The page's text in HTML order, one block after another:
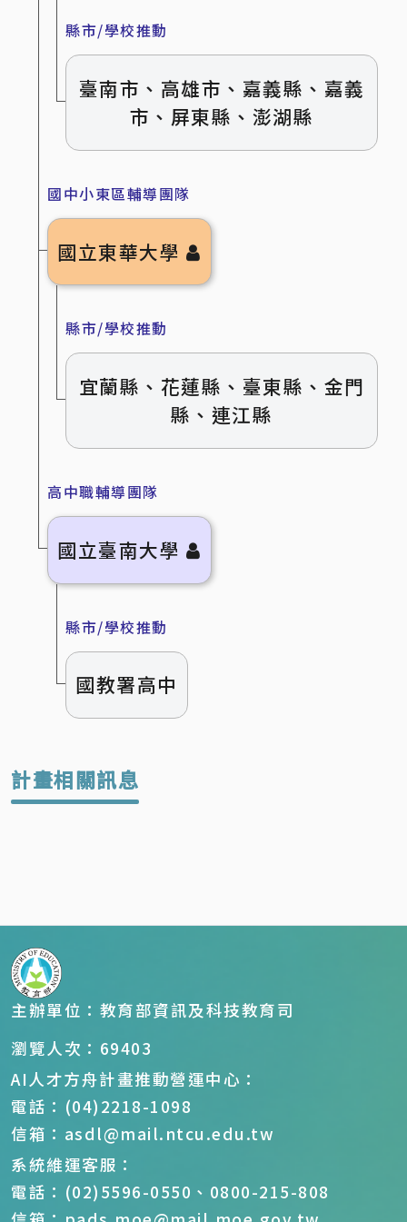
縣市/學校推動
臺南市、高雄市、嘉義縣、嘉義
市、屏東縣、澎湖縣
國中小東區輔導團隊
國立東華大學
縣市/學校推動
宜蘭縣、花蓮縣、臺東縣、金門
縣、連江縣
高中職輔導團隊
國立臺南大學
縣市/學校推動
國教署高中
計畫相關訊息
主辦單位：教育部資訊及科技教育司
瀏覽人次：69403
AI人才方舟計畫推動營運中心：
電話：(04)2218-1098
信箱：asdl@mail.ntcu.edu.tw
系統維運客服：
電話：(02)5596-0550、0800-215-808